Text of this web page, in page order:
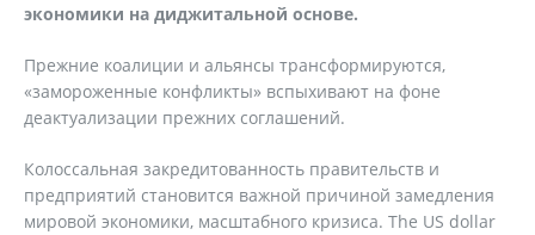
экономики на диджитальной основе.
Прежние коалиции и альянсы трансформируются,
«замороженные конфликты» вспыхивают на фоне
деактуализации прежних соглашений.
Колоссальная закредитованность правительств и
предприятий становится важной причиной замедления
мировой экономики, масштабного кризиса. The US dollar